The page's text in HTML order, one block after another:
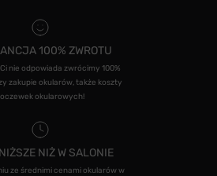
100% ZWROTU
nie odpowiada zwrócimy 100%
zakupie okularów, także koszty
okularowych!
NIŻ W SALONIE
ze średnimi cenami okularów w